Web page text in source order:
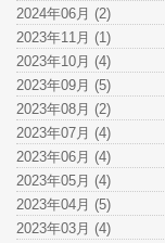
2024年06月 (2)
2023年11月 (1)
2023年10月 (4)
2023年09月 (5)
2023年08月 (2)
2023年07月 (4)
2023年06月 (4)
2023年05月 (4)
2023年04月 (5)
2023年03月 (4)